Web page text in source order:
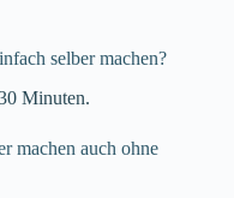
selber machen?
Minuten.
machen auch ohne